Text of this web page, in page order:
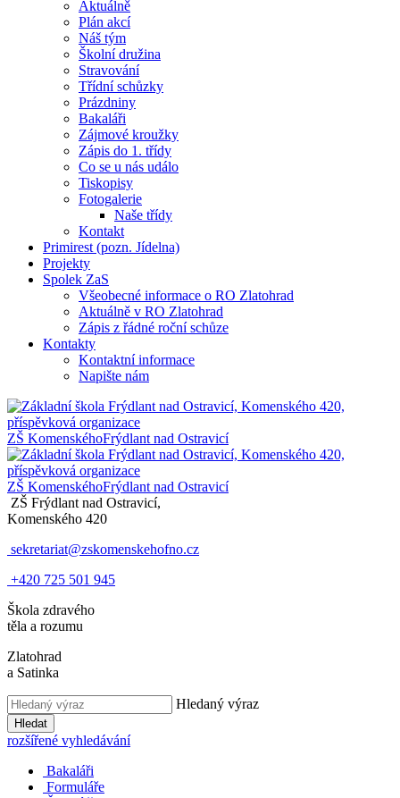
Aktuálně
Plán akcí
Náš tým
Školní družina
Stravování
Třídní schůzky
Prázdniny
Bakaláři
Zájmové kroužky
Zápis do 1. třídy
Co se u nás událo
Tiskopisy
Fotogalerie
Naše třídy
Kontakt
Primirest (pozn. Jídelna)
Projekty
Spolek ZaS
Všeobecné informace o RO Zlatohrad
Aktuálně v RO Zlatohrad
Zápis z řádné roční schůze
Kontakty
Kontaktní informace
Napište nám
ZŠ KomenskéhoFrýdlant nad Ostravicí
ZŠ KomenskéhoFrýdlant nad Ostravicí
ZŠ Frýdlant nad Ostravicí,
Komenského 420
sekretariat@zskomenskehofno.cz
+420 725 501 945
Škola zdravého
těla a rozumu
Zlatohrad
a Satinka
Hledaný výraz
Hledat
rozšířené vyhledávání
Bakaláři
Formuláře